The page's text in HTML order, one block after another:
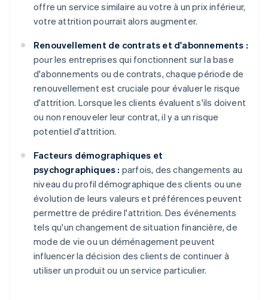
offre un service similaire au votre à un prix inférieur,
votre attrition pourrait alors augmenter.
Renouvellement de contrats et d'abonnements :
pour les entreprises qui fonctionnent sur la base
d'abonnements ou de contrats, chaque période de
renouvellement est cruciale pour évaluer le risque
d'attrition. Lorsque les clients évaluent s'ils doivent
ou non renouveler leur contrat, il y a un risque
potentiel d'attrition.
Facteurs démographiques et
psychographiques : parfois, des changements au
niveau du profil démographique des clients ou une
évolution de leurs valeurs et préférences peuvent
permettre de prédire l'attrition. Des événements
tels qu'un changement de situation financière, de
mode de vie ou un déménagement peuvent
influencer la décision des clients de continuer à
utiliser un produit ou un service particulier.